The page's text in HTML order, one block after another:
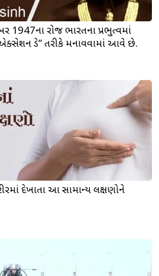
1947ના રોજ ભારતના પ્રભુત્વમાં
ડે” તરીકે મનાવવામાં આવે છે.
દેખાતા આ સામાન્ય લક્ષણોને